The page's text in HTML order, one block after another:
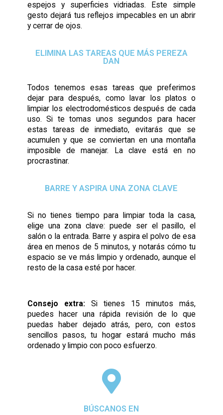
espejos y superficies vidriadas. Este simple
gesto dejará tus reflejos impecables en un abrir
y cerrar de ojos.
ELIMINA LAS TAREAS QUE MÁS PEREZA
DAN
Todos tenemos esas tareas que preferimos
dejar para después, como lavar los platos o
limpiar los electrodomésticos después de cada
uso. Si te tomas unos segundos para hacer
estas tareas de inmediato, evitarás que se
acumulen y que se conviertan en una montaña
imposible de manejar. La clave está en no
procrastinar.
BARRE Y ASPIRA UNA ZONA CLAVE
Si no tienes tiempo para limpiar toda la casa,
elige una zona clave: puede ser el pasillo, el
salón o la entrada. Barre y aspira el polvo de esa
área en menos de 5 minutos, y notarás cómo tu
espacio se ve más limpio y ordenado, aunque el
resto de la casa esté por hacer.
Consejo extra: Si tienes 15 minutos más,
puedes hacer una rápida revisión de lo que
puedas haber dejado atrás, pero, con estos
sencillos pasos, tu hogar estará mucho más
ordenado y limpio con poco esfuerzo.
BÚSCANOS EN